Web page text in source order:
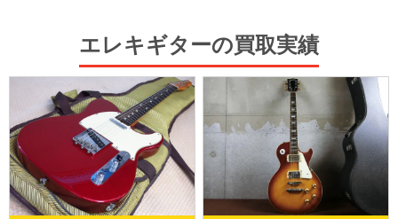
エレキギターの買取実績